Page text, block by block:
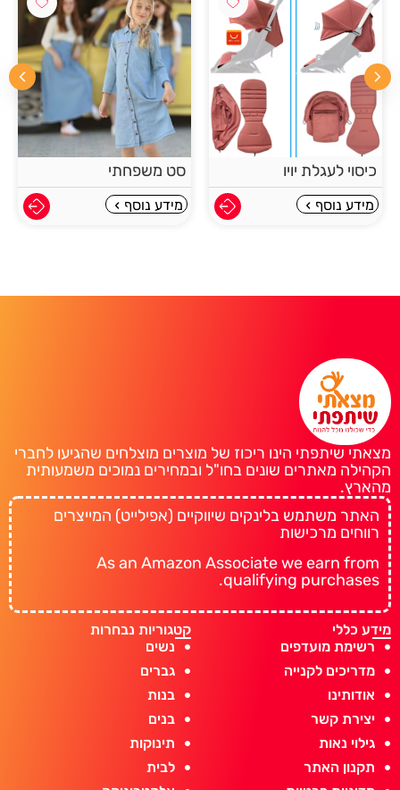
כיסוי לעגלת יויו
מידע נוסף
סט משפחתי
מידע נוסף
מצאתי שיתפתי הינו ריכוז של מוצרים מוצלחים שהגיעו לחברי
הקהילה מאתרים שונים בחו"ל ובמחירים נמוכים משמעותית
מהארץ.
האתר משתמש בלינקים שיווקיים (אפילייט) המייצרים
רווחים מרכישות
As an Amazon Associate we earn from
qualifying purchases.
מידע כללי
רשימת מועדפים
מדריכים לקנייה
אודותינו
יצירת קשר
גילוי נאות
תקנון האתר
קטגוריות נבחרות
נשים
גברים
בנות
בנים
תינוקות
לבית